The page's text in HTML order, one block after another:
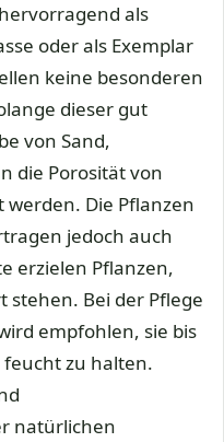
als
oder als Exemplar
keine besonderen
dieser gut
von Sand,
die Porosität von
Die Pflanzen
jedoch auch
erzielen Pflanzen,
stehen. Bei der Pflege
empfohlen, sie bis
zu halten.
natürlichen